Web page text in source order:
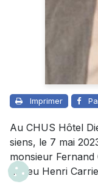
Imprimer
Au CHUS Hôtel
siens, le 7 mai
monsieur
de feu Henri